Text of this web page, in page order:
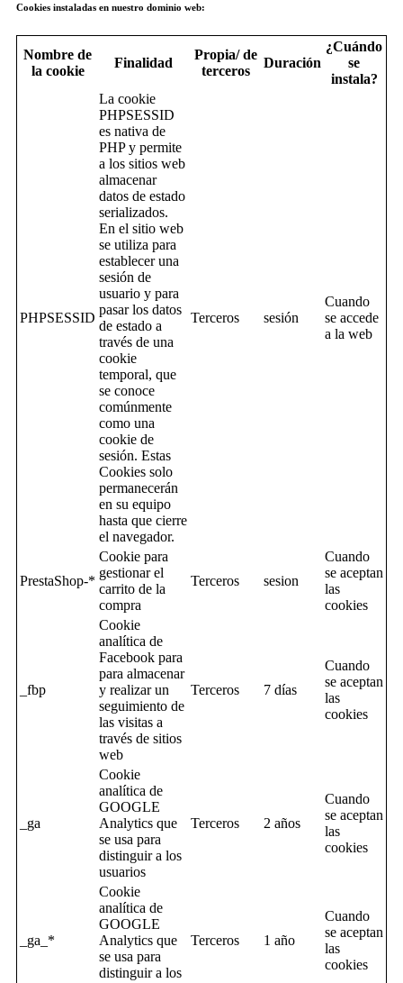
Cookies instaladas en nuestro dominio web:
Nombre de
la cookie
Finalidad
Propia/ de
terceros
Duración
¿Cuándo
se
instala?
PHPSESSID
La cookie
PHPSESSID
es nativa de
PHP y permite
a los sitios web
almacenar
datos de estado
serializados.
En el sitio web
se utiliza para
establecer una
sesión de
usuario y para
pasar los datos
de estado a
través de una
cookie
temporal, que
se conoce
comúnmente
como una
cookie de
sesión. Estas
Cookies solo
permanecerán
en su equipo
hasta que cierre
el navegador.
Terceros sesión
Cuando
se accede
a la web
PrestaShop-*
Cookie para
gestionar el
carrito de la
compra
Terceros sesion
Cuando
se aceptan
las
cookies
_fbp
Cookie
analítica de
Facebook para
para almacenar
y realizar un
seguimiento de
las visitas a
través de sitios
web
Terceros 7 días
Cuando
se aceptan
las
cookies
_ga
Cookie
analítica de
GOOGLE
Analytics que
se usa para
distinguir a los
usuarios
Terceros 2 años
Cuando
se aceptan
las
cookies
_ga_*
Cookie
analítica de
GOOGLE
Analytics que
se usa para
distinguir a los
Terceros 1 año
Cuando
se aceptan
las
cookies